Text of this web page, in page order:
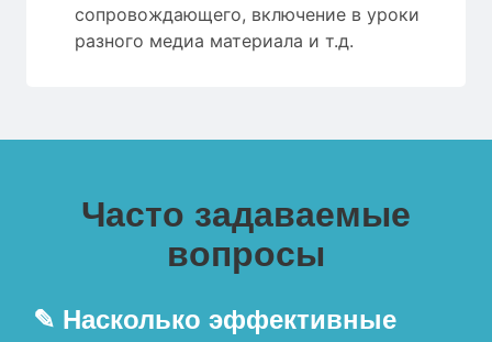
сопровождающего, включение в уроки
разного медиа материала и т.д.
Часто задаваемые
вопросы
✎ Насколько эффективные